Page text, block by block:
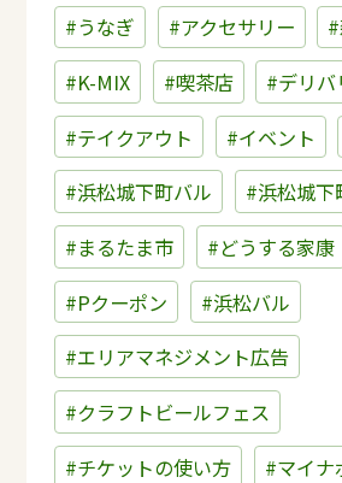
#うなぎ
#アクセサリー
#K-MIX
#喫茶店
#デリバ
#テイクアウト
#イベント
#浜松城下町バル
#浜松城下
#まるたま市
#どうする家康
#Pクーポン
#浜松バル
#エリアマネジメント広告
#クラフトビールフェス
#チケットの使い方
#マイナ